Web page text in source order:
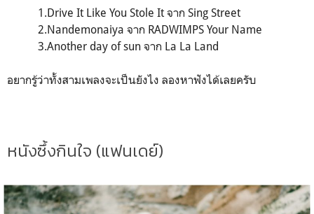
1.Drive It Like You Stole It จาก Sing Street
2.Nandemonaiya จาก RADWIMPS Your Name
3.Another day of sun จาก La La Land
อยากรู้ว่าทั้งสามเพลงจะเป็นยังไง ลองหาฟังได้เลยครับ
หนังซึ้งกินใจ (แฟนเดย์)